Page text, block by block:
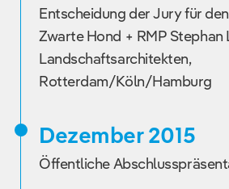
Entscheidung der Jury für
Zwarte Hond + RMP Stephan
Landschaftsarchitekten,
Rotterdam/Köln/Hamburg
Dezember 2015
Öffentliche